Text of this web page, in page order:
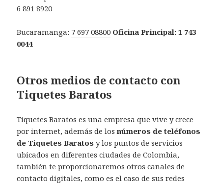
6 891 8920
Bucaramanga: 7 697 08800 Oficina Principal: 1 743
0044
Otros medios de contacto con
Tiquetes Baratos
Tiquetes Baratos es una empresa que vive y crece
por internet, además de losnúmeros de teléfonos
de Tiquetes Baratos y los puntos de servicios
ubicados en diferentes ciudades de Colombia,
también te proporcionaremos otros canales de
contacto digitales, como es el caso de sus redes